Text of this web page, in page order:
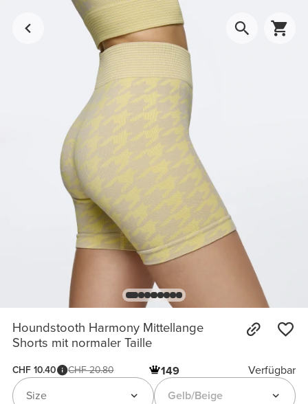
Houndstooth Harmony Mittellange
Shorts mit normaler Taille
CHF 10.40 CHF 20.80 149
Verfügbar
Gelb/Beige
Size